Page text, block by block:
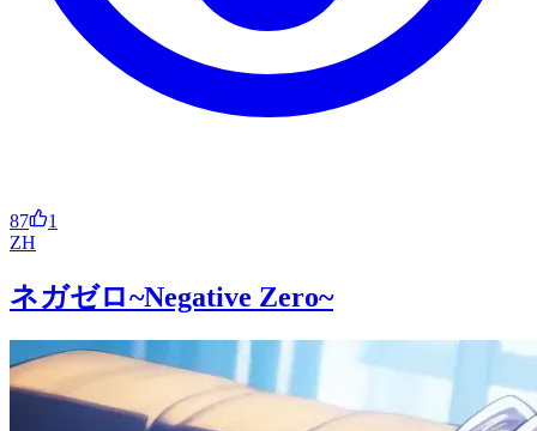
87
1
ZH
ネガゼロ~Negative Zero~